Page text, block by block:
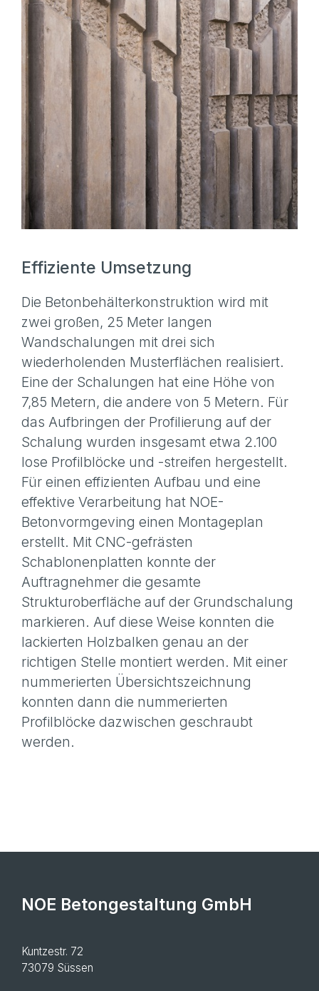
Effiziente Umsetzung
Die Betonbehälterkonstruktion wird mit
zwei großen, 25 Meter langen
Wandschalungen mit drei sich
wiederholenden Musterflächen realisiert.
Eine der Schalungen hat eine Höhe von
7,85 Metern, die andere von 5 Metern. Für
das Aufbringen der Profilierung auf der
Schalung wurden insgesamt etwa 2.100
lose Profilblöcke und -streifen hergestellt.
Für einen effizienten Aufbau und eine
effektive Verarbeitung hat NOE-
Betonvormgeving einen Montageplan
erstellt. Mit CNC-gefrästen
Schablonenplatten konnte der
Auftragnehmer die gesamte
Strukturoberfläche auf der Grundschalung
markieren. Auf diese Weise konnten die
lackierten Holzbalken genau an der
richtigen Stelle montiert werden. Mit einer
nummerierten Übersichtszeichnung
konnten dann die nummerierten
Profilblöcke dazwischen geschraubt
werden.
NOE Betongestaltung GmbH
Kuntzestr. 72
73079 Süssen